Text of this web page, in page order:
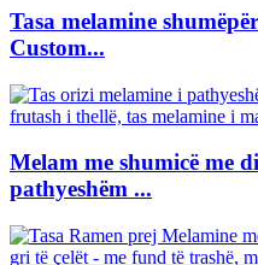
Tasa melamine
Custom...
Melam me shumicë me
pathyeshëm ...